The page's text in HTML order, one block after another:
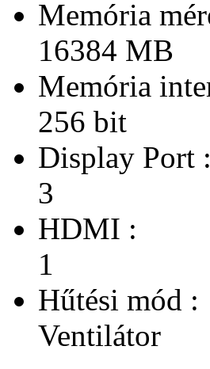
Memória
16384 MB
Memória
256 bit
Display Port :
3
HDMI :
1
Hűtési mód :
Ventilátor